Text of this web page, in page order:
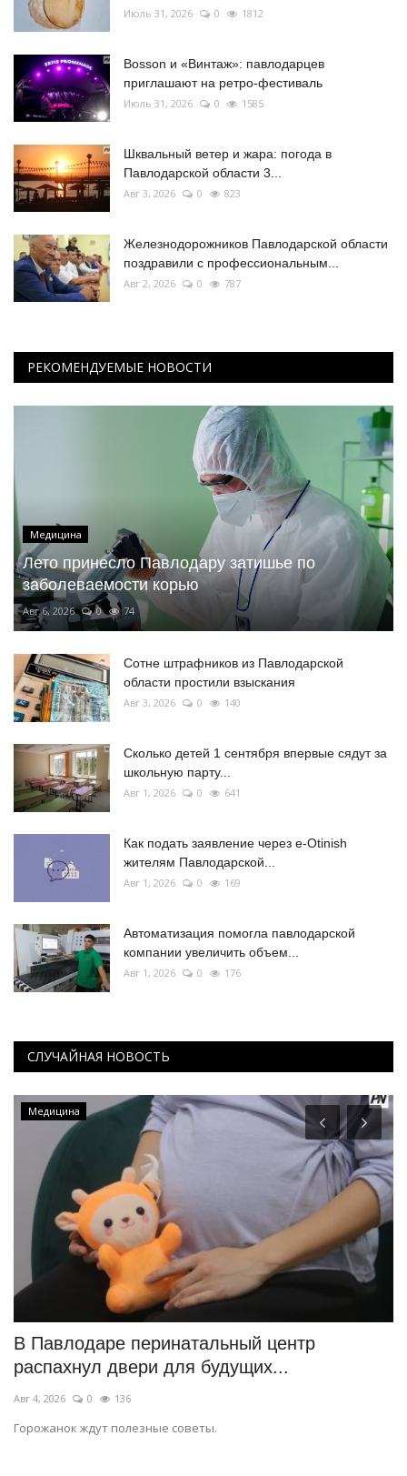
Июль 31, 2026 0 1812
Bosson и «Винтаж»: павлодарцев
приглашают на ретро-фестиваль
Июль 31, 2026 0 1585
Шквальный ветер и жара: погода в
Павлодарской области 3...
Авг 3, 2026 0 823
Железнодорожников Павлодарской области
поздравили с профессиональным...
Авг 2, 2026 0 787
РЕКОМЕНДУЕМЫЕ НОВОСТИ
Медицина
Лето принесло Павлодару затишье по
заболеваемости корью
Авг 6, 2026 0 74
Сотне штрафников из Павлодарской
области простили взыскания
Авг 3, 2026 0 140
Сколько детей 1 сентября впервые сядут за
школьную парту...
Авг 1, 2026 0 641
Как подать заявление через e-Otinish
жителям Павлодарской...
Авг 1, 2026 0 169
Автоматизация помогла павлодарской
компании увеличить объем...
Авг 1, 2026 0 176
СЛУЧАЙНАЯ НОВОСТЬ
Медицина
В Павлодаре перинатальный центр
распахнул двери для будущих...
Авг 4, 2026 0 136
Горожанок ждут полезные советы.